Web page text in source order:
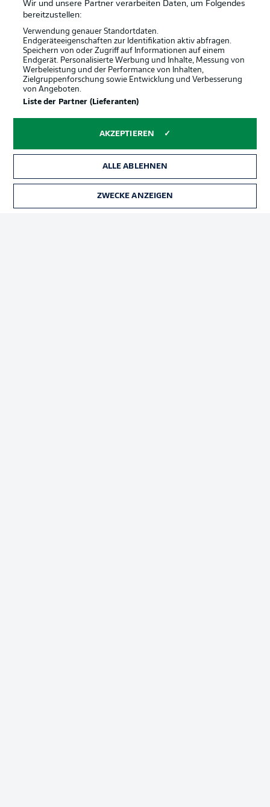
Wir und unsere Partner verarbeiten Daten, um Folgendes
bereitzustellen:
Verwendung genauer Standortdaten.
Endgeräteeigenschaften zur Identifikation aktiv abfragen.
Speichern von oder Zugriff auf Informationen auf einem
Endgerät. Personalisierte Werbung und Inhalte, Messung von
Werbeleistung und der Performance von Inhalten,
Zielgruppenforschung sowie Entwicklung und Verbesserung
von Angeboten.
Liste der Partner (Lieferanten)
AKZEPTIEREN
ALLE ABLEHNEN
ZWECKE ANZEIGEN